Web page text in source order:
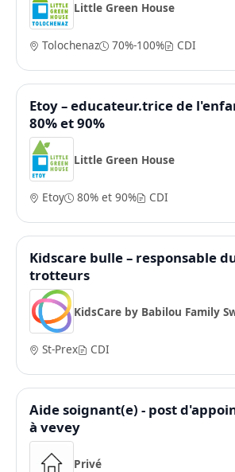
Little Green House
Tolochenaz 70%-100% CDI
Etoy – educateur.trice de
80% et 90%
Little Green House
Etoy 80% et 90% CDI
Kidscare bulle – responsable
trotteurs
KidsCare by Babilou Family
St-Prex CDI
Aide soignant(e) - post
à vevey
Privé